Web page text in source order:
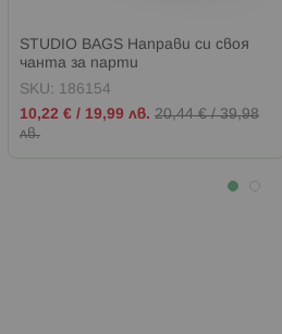
STUDIO BAGS Направи си своя
чанта за парти
SKU: 186154
Промо
цена
10,22 € / 19,99 лв. 20,44 €/39,98
лв.